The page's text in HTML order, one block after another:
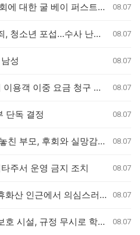
온타리오주 산불 대피 명령 철회에 대한 굴 베이 퍼스트 네이션의 강력 반발 08.07
암호화 메신저 이용한 조직범죄, 청소년 포섭…수사 난항 예고 08.07
성 08.07
고디 하우 국제대교, 개통 초기 이용객 이중 요금 청구 의혹 제기 08.07
단독 결정 08.07
웨스트젯 파업으로 자녀 생일 놓친 부모, 후회와 실망감 호소 08.07
주서 운영 금지 조치 08.07
캐나다 브리티시컬럼비아주, 휴화산 인근에서 의심스러운 산불 잇따라 발생 08.07
뉴펀들랜드 래브라도주 아동 보호 시설, 규정 무시로 학대 사건 은폐 의혹 08.07